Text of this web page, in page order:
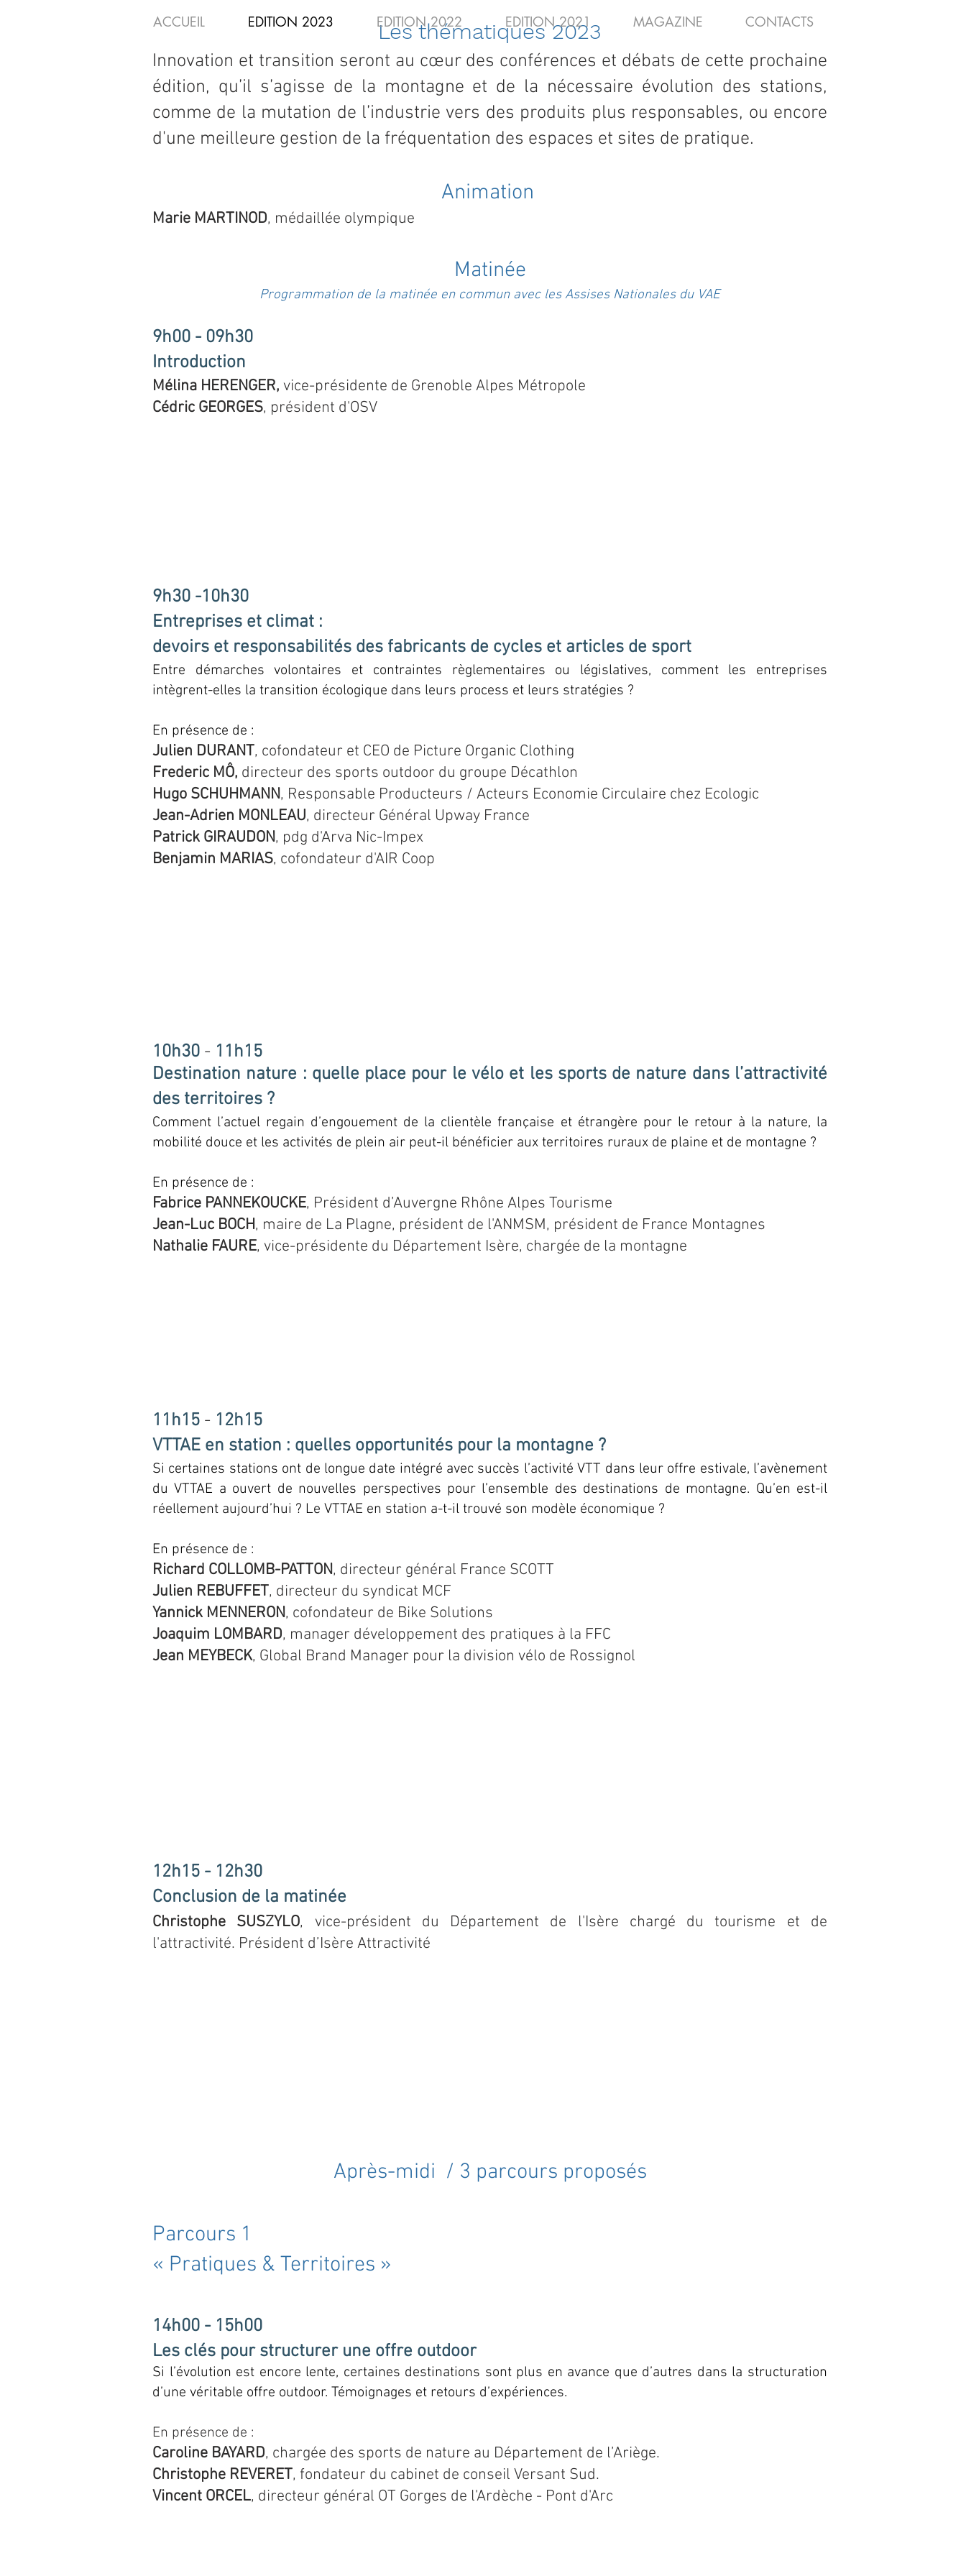
ACCUEIL EDITION 2023 EDITION 2022 EDITION 2021 MAGAZINE CONTACTS
Lesthématiques2023
Innovation et transition seront au cœur des conférences et débats de cette prochaine
édition, qu’il s’agisse de la montagne et de la nécessaire évolution des stations,
comme de la mutation de l’industrie vers des produits plus responsables, ou encore
d'une meilleure gestion de la fréquentation des espaces et sites de pratique.
Animation
Marie MARTINOD, médaillée olympique
Matinée
Programmation de la matinée en commun avec les Assises Nationales du VAE
9h00 - 09h30
Introduction
Mélina HERENGER, vice-présidente de Grenoble Alpes Métropole
Cédric GEORGES, président d'OSV
9h30 -10h30
Entreprises et climat :
devoirs et responsabilités des fabricants de cycles et articles de sport
Entre démarches volontaires et contraintes règlementaires ou législatives, comment les entreprises
intègrent-elles la transition écologique dans leurs process et leurs stratégies ?
En présence de :
Julien DURANT, cofondateur et CEO de Picture Organic Clothing
Frederic MÔ, directeur des sports outdoor du groupe Décathlon
Hugo SCHUHMANN, Responsable Producteurs / Acteurs Economie Circulaire chez Ecologic
Jean-Adrien MONLEAU, directeur Général Upway France
Patrick GIRAUDON, pdg d'Arva Nic-Impex
Benjamin MARIAS, cofondateur d'AIR Coop
10h30 - 11h15
Destination nature : quelle place pour le vélo et les sports de nature dans l’attractivité
des territoires ?
Comment l’actuel regain d’engouement de la clientèle française et étrangère pour le retour à la nature, la
mobilité douce et les activités de plein air peut-il bénéficier aux territoires ruraux de plaine et de montagne ?
En présence de :
Fabrice PANNEKOUCKE, Président d’Auvergne Rhône Alpes Tourisme
Jean-Luc BOCH, maire de La Plagne, président de l'ANMSM, président de France Montagnes
Nathalie FAURE, vice-présidente du Département Isère, chargée de la montagne
11h15 - 12h15
VTTAE en station : quelles opportunités pour la montagne ?
Si certaines stations ont de longue date intégré avec succès l’activité VTT dans leur offre estivale, l’avènement
du VTTAE a ouvert de nouvelles perspectives pour l’ensemble des destinations de montagne. Qu’en est-il
réellement aujourd’hui ? Le VTTAE en station a-t-il trouvé son modèle économique ?
En présence de :
Richard COLLOMB-PATTON, directeur général France SCOTT
Julien REBUFFET, directeur du syndicat MCF
Yannick MENNERON, cofondateur de Bike Solutions
Joaquim LOMBARD, manager développement des pratiques à la FFC
Jean MEYBECK, Global Brand Manager pour la division vélo de Rossignol
12h15 - 12h30
Conclusion de la matinée
Christophe SUSZYLO, vice-président du Département de l'Isère chargé du tourisme et de
l'attractivité. Président d’Isère Attractivité
Après-midi / 3 parcours proposés
Parcours 1
« Pratiques & Territoires »
14h00 - 15h00
Les clés pour structurer une offre outdoor
Si l’évolution est encore lente, certaines destinations sont plus en avance que d’autres dans la structuration
d’une véritable offre outdoor. Témoignages et retours d’expériences.
En présence de :
Caroline BAYARD, chargée des sports de nature au Département de l’Ariège.
Christophe REVERET, fondateur du cabinet de conseil Versant Sud.
Vincent ORCEL, directeur général OT Gorges de l'Ardèche - Pont d'Arc